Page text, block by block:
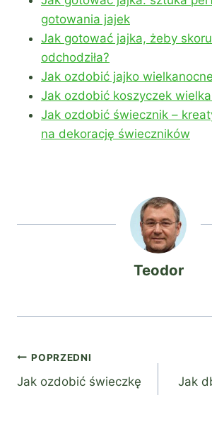
gotowania jajek
Jak gotować jajka, żeby
odchodziła?
Jak ozdobić jajko wielkanocne
Jak ozdobić koszyczek
Jak ozdobić świecznik –
na dekorację świeczników
Teodor
Nawigacja
wpisu
POPRZEDNI
Jak ozdobić świeczkę
Jak